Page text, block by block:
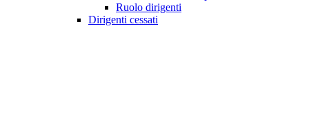
Ruolo dirigenti
Dirigenti cessati